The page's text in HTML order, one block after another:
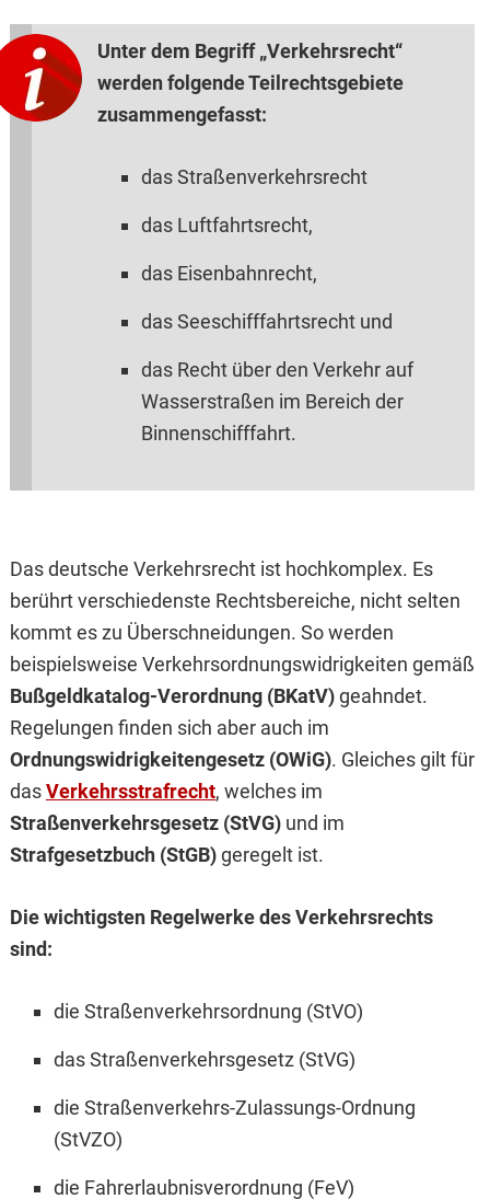
Unter dem Begriff „Verkehrsrecht“
werden folgende Teilrechtsgebiete
zusammengefasst:
das Straßenverkehrsrecht
das Luftfahrtsrecht,
das Eisenbahnrecht,
das Seeschifffahrtsrecht und
das Recht über den Verkehr auf
Wasserstraßen im Bereich der
Binnenschifffahrt.
Das deutsche Verkehrsrecht ist hochkomplex. Es
berührt verschiedenste Rechtsbereiche, nicht selten
kommt es zu Überschneidungen. So werden
beispielsweise Verkehrsordnungswidrigkeiten gemäß
Bußgeldkatalog-Verordnung (BKatV)geahndet.
Regelungen finden sich aber auch im
Ordnungswidrigkeitengesetz (OWiG). Gleiches gilt für
dasVerkehrsstrafrecht, welches im
Straßenverkehrsgesetz (StVG)und im
Strafgesetzbuch (StGB)geregelt ist.
Die wichtigsten Regelwerke des Verkehrsrechts
sind:
die Straßenverkehrsordnung (StVO)
das Straßenverkehrsgesetz (StVG)
die Straßenverkehrs-Zulassungs-Ordnung
(StVZO)
die Fahrerlaubnisverordnung (FeV)